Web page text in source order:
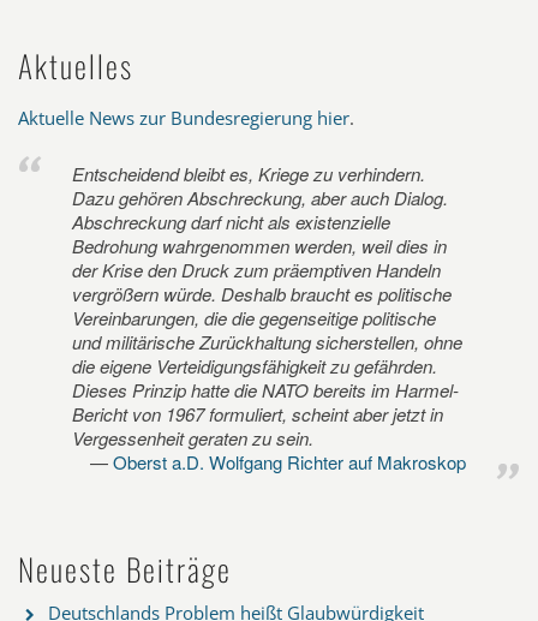
Aktuelles
Aktuelle News zur Bundesregierung hier.
Entscheidend bleibt es, Kriege zu verhindern.
Dazu gehören Abschreckung, aber auch Dialog.
Abschreckung darf nicht als existenzielle
Bedrohung wahrgenommen werden, weil dies in
der Krise den Druck zum präemptiven Handeln
vergrößern würde. Deshalb braucht es politische
Vereinbarungen, die die gegenseitige politische
und militärische Zurückhaltung sicherstellen, ohne
die eigene Verteidigungsfähigkeit zu gefährden.
Dieses Prinzip hatte die NATO bereits im Harmel-
Bericht von 1967 formuliert, scheint aber jetzt in
Vergessenheit geraten zu sein.
Oberst a.D. Wolfgang Richter auf Makroskop
Neueste Beiträge
Deutschlands Problem heißt Glaubwürdigkeit